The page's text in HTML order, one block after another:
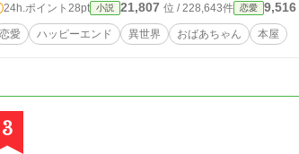
24h.ポイント 28pt 小説 21,807 位 / 228,643件 恋愛 9,516
恋愛 ハッピーエンド 異世界 おばあちゃん 本屋
3